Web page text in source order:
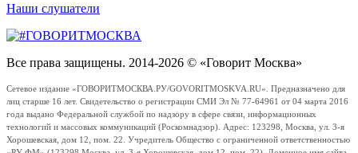
Наши слушатели
Все права защищены. 2014-2026 © «Говорит Москва»
Сетевое издание «ГОВОРИТМОСКВА.РУ/GOVORITMOSKVA.RU». Предназначено для
лиц старше 16 лет. Свидетельство о регистрации СМИ Эл № 77-64961 от 04 марта 2016
года выдано Федеральной службой по надзору в сфере связи, информационных
технологий и массовых коммуникаций (Роскомнадзор). Адрес: 123298, Москва, ул. 3-я
Хорошевская, дом 12, пом. 22. Учредитель Общество с ограниченной ответственностью